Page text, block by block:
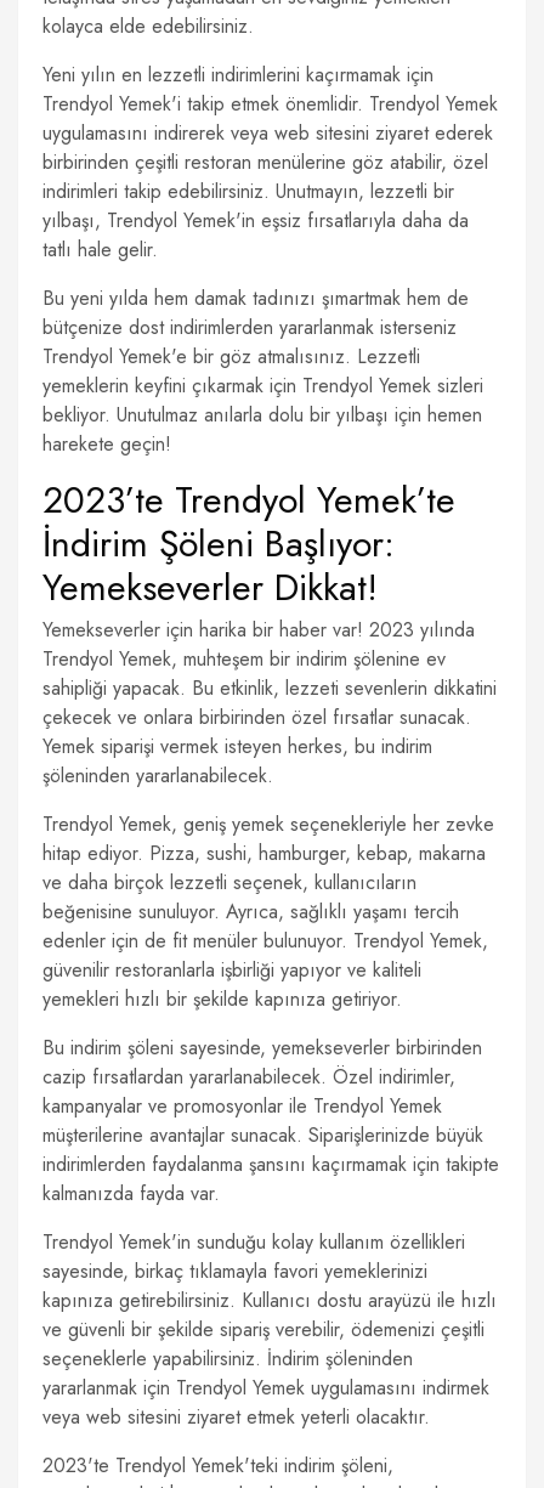
kolayca elde edebilirsiniz.
Yeni yılın en lezzetli indirimlerini kaçırmamak için
Trendyol Yemek'i takip etmek önemlidir. Trendyol Yemek
uygulamasını indirerek veya web sitesini ziyaret ederek
birbirinden çeşitli restoran menülerine göz atabilir, özel
indirimleri takip edebilirsiniz. Unutmayın, lezzetli bir
yılbaşı, Trendyol Yemek'in eşsiz fırsatlarıyla daha da
tatlı hale gelir.
Bu yeni yılda hem damak tadınızı şımartmak hem de
bütçenize dost indirimlerden yararlanmak isterseniz
Trendyol Yemek'e bir göz atmalısınız. Lezzetli
yemeklerin keyfini çıkarmak için Trendyol Yemek sizleri
bekliyor. Unutulmaz anılarla dolu bir yılbaşı için hemen
harekete geçin!
2023’te Trendyol Yemek’te
İndirim Şöleni Başlıyor:
Yemekseverler Dikkat!
Yemekseverler için harika bir haber var! 2023 yılında
Trendyol Yemek, muhteşem bir indirim şölenine ev
sahipliği yapacak. Bu etkinlik, lezzeti sevenlerin dikkatini
çekecek ve onlara birbirinden özel fırsatlar sunacak.
Yemek siparişi vermek isteyen herkes, bu indirim
şöleninden yararlanabilecek.
Trendyol Yemek, geniş yemek seçenekleriyle her zevke
hitap ediyor. Pizza, sushi, hamburger, kebap, makarna
ve daha birçok lezzetli seçenek, kullanıcıların
beğenisine sunuluyor. Ayrıca, sağlıklı yaşamı tercih
edenler için de fit menüler bulunuyor. Trendyol Yemek,
güvenilir restoranlarla işbirliği yapıyor ve kaliteli
yemekleri hızlı bir şekilde kapınıza getiriyor.
Bu indirim şöleni sayesinde, yemekseverler birbirinden
cazip fırsatlardan yararlanabilecek. Özel indirimler,
kampanyalar ve promosyonlar ile Trendyol Yemek
müşterilerine avantajlar sunacak. Siparişlerinizde büyük
indirimlerden faydalanma şansını kaçırmamak için takipte
kalmanızda fayda var.
Trendyol Yemek'in sunduğu kolay kullanım özellikleri
sayesinde, birkaç tıklamayla favori yemeklerinizi
kapınıza getirebilirsiniz. Kullanıcı dostu arayüzü ile hızlı
ve güvenli bir şekilde sipariş verebilir, ödemenizi çeşitli
seçeneklerle yapabilirsiniz. İndirim şöleninden
yararlanmak için Trendyol Yemek uygulamasını indirmek
veya web sitesini ziyaret etmek yeterli olacaktır.
2023'te Trendyol Yemek'teki indirim şöleni,